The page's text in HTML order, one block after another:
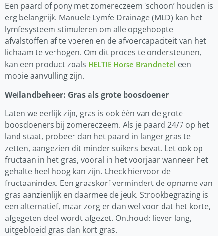
Een paard of pony met zomereczeem ‘schoon’ houden is
erg belangrijk. Manuele Lymfe Drainage (MLD) kan het
lymfesysteem stimuleren om alle opgehoopte
afvalstoffen af te voeren en de afvoercapaciteit van het
lichaam te verhogen. Om dit proces te ondersteunen,
kan een product zoals HELTIE Horse Brandnetel een
mooie aanvulling zijn.
Weilandbeheer: Gras als grote boosdoener
Laten we eerlijk zijn, gras is ook één van de grote
boosdoeners bij zomereczeem. Als je paard 24/7 op het
land staat, probeer dan het paard in langer gras te
zetten, aangezien dit minder suikers bevat. Let ook op
fructaan in het gras, vooral in het voorjaar wanneer het
gehalte heel hoog kan zijn. Check hiervoor de
fructaanindex. Een graaskorf vermindert de opname van
gras aanzienlijk en daarmee de jeuk. Strookbegrazing is
een alternatief, maar zorg er dan wel voor dat het korte,
afgegeten deel wordt afgezet. Onthoud: liever lang,
uitgebloeid gras dan kort gras.